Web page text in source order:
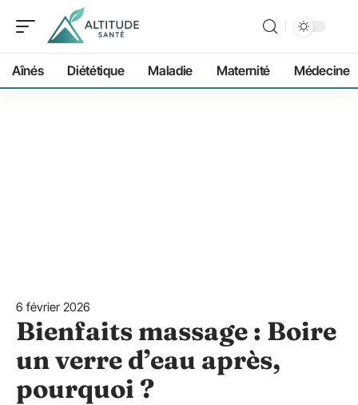
Aînés Diététique Maladie Maternité Médecine
6 février 2026
Bienfaits massage : Boire
un verre d’eau après,
pourquoi ?